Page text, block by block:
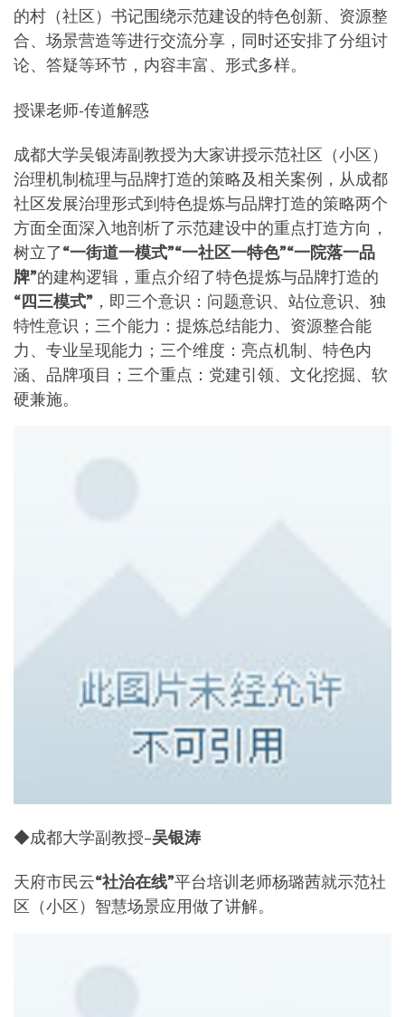
的村（社区）书记围绕示范建设的特色创新、资源整
合、场景营造等进行交流分享，同时还安排了分组讨
论、答疑等环节，内容丰富、形式多样。
授课老师-传道解惑
成都大学吴银涛副教授为大家讲授示范社区（小区）
治理机制梳理与品牌打造的策略及相关案例，从成都
社区发展治理形式到特色提炼与品牌打造的策略两个
方面全面深入地剖析了示范建设中的重点打造方向，
树立了“一街道一模式”“一社区一特色”“一院落一品
牌”的建构逻辑，重点介绍了特色提炼与品牌打造的
“四三模式” ，即三个意识：问题意识、站位意识、独
特性意识；三个能力：提炼总结能力、资源整合能
力、专业呈现能力；三个维度：亮点机制、特色内
涵、品牌项目；三个重点：党建引领、文化挖掘、软
硬兼施。
◆成都大学副教授–吴银涛
天府市民云“社治在线”平台培训老师杨璐茜就示范社
区（小区）智慧场景应用做了讲解。